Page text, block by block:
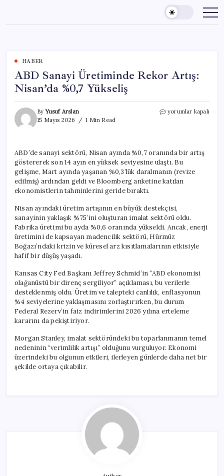
content
HABER
ABD Sanayi Üretiminde Rekor Artış:
Nisan’da %0,7 Yükseliş
ByYusuf Arslan
15 Mayıs 2026
1 Min Read
ABD
Nisan’da
%0,7
Yükseliş
için
yorumlar kapalı
ABD’de sanayi sektörü, Nisan ayında %0,7 oranında bir artış
göstererek son 14 ayın en yüksek seviyesine ulaştı. Bu
gelişme, Mart ayında yaşanan %0,3’lük daralmanın (revize
edilmiş) ardından geldi ve Bloomberg anketine katılan
ekonomistlerin tahminlerini geride bıraktı.
Nisan ayındaki üretim artışının en büyük destekçisi,
sanayinin yaklaşık %75’ini oluşturan imalat sektörü oldu.
Fabrika üretimi bu ayda %0,6 oranında yükseldi. Ancak, enerji
üretimini de kapsayan madencilik sektörü, Hürmüz
Boğazı’ndaki krizin ve küresel arz kısıtlamalarının etkisiyle
hafif bir düşüş yaşadı.
Kansas City Fed Başkanı Jeffrey Schmid’in “ABD ekonomisi
olağanüstü bir direnç sergiliyor” açıklaması, bu verilerle
desteklenmiş oldu. Üretim ve talepteki canlılık, enflasyonun
%4 seviyelerine yaklaşmasını zorlaştırırken, bu durum
Federal Rezerv’in faiz indirimlerini 2026 yılına erteleme
kararını da pekiştiriyor.
Morgan Stanley, imalat sektöründeki bu toparlanmanın temel
nedeninin “verimlilik artışı” olduğunu vurguluyor. Ekonomi
üzerindeki bu olgunun etkileri, ilerleyen günlerde daha net bir
şekilde ortaya çıkabilir.